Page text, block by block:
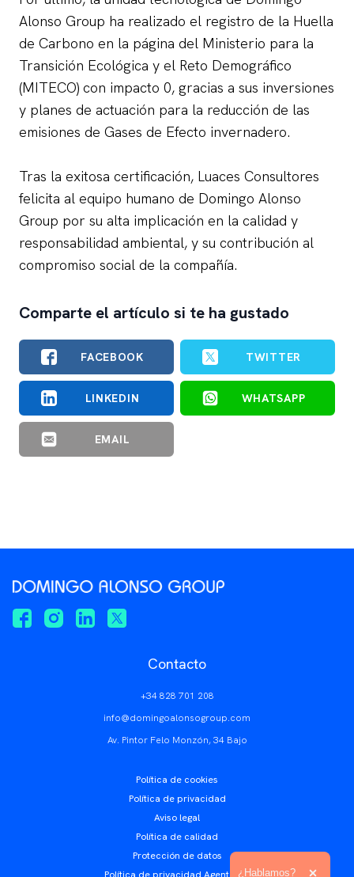
Alonso Group ha realizado el registro de la Huella
de Carbono en la página del Ministerio para la
Transición Ecológica y el Reto Demográfico
(MITECO) con impacto 0, gracias a sus inversiones
y planes de actuación para la reducción de las
emisiones de Gases de Efecto invernadero.
Tras la exitosa certificación, Luaces Consultores
felicita al equipo humano de Domingo Alonso
Group por su alta implicación en la calidad y
responsabilidad ambiental, y su contribución al
compromiso social de la compañía.
Comparte el artículo si te ha gustado
FACEBOOK TWITTER
LINKEDIN WHATSAPP
EMAIL
Contacto
+34 828 701 208
info@domingoalonsogroup.com
Av. Pintor Felo Monzón, 34 Bajo
Política de cookies
Política de privacidad
Aviso legal
Política de calidad
Protección de datos
Política de privacidad Agentes IA¿Hablamos?
Ampliar el texto